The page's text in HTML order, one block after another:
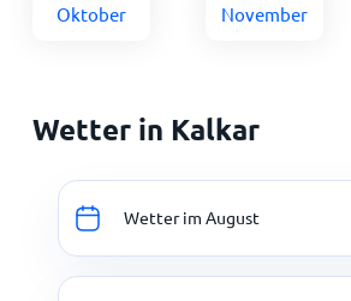
Oktober November
Wetter in Kalkar
Wetter im August